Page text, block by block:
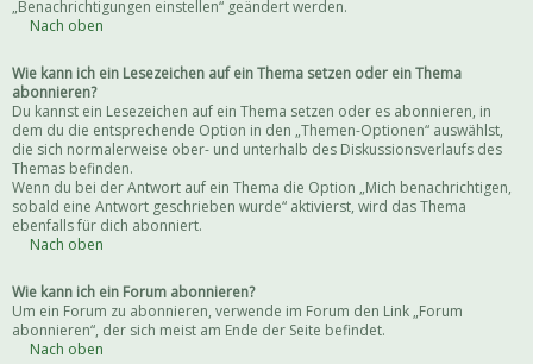
„Benachrichtigungen einstellen“ geändert werden.
Nach oben
Wie kann ich ein Lesezeichen auf ein Thema setzen oder ein Thema
abonnieren?
Du kannst ein Lesezeichen auf ein Thema setzen oder es abonnieren, in
dem du die entsprechende Option in den „Themen-Optionen“ auswählst,
die sich normalerweise ober- und unterhalb des Diskussionsverlaufs des
Themas befinden.
Wenn du bei der Antwort auf ein Thema die Option „Mich benachrichtigen,
sobald eine Antwort geschrieben wurde“ aktivierst, wird das Thema
ebenfalls für dich abonniert.
Nach oben
Wie kann ich ein Forum abonnieren?
Um ein Forum zu abonnieren, verwende im Forum den Link „Forum
abonnieren“, der sich meist am Ende der Seite befindet.
Nach oben